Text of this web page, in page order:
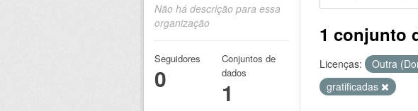
1 conjunto
Licenças: Outra
gratificadas
Não há descrição para essa
organização
Seguidores
0
Conjuntos de
dados
1